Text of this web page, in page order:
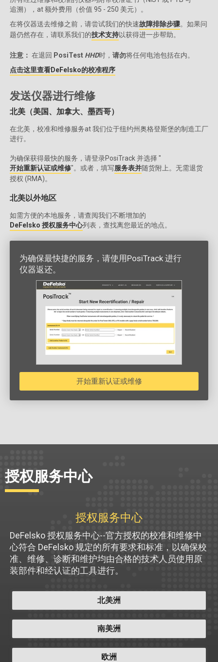
追溯），at 额外费用（价值 95 - 250 美元）。
在将仪器送去维修之前，请尝试我们的快速故障排除步骤。如果问
题仍然存在，请联系我们的技术支持以获得进一步帮助。
注意： 在退回 PosiTest HHD时， 请勿将任何电池包括在内。
点击这里查看DeFelsko的校准程序
发送仪器进行维修
北美（美国、加拿大、墨西哥）
在北美，校准和维修服务at 我们位于纽约州奥格登斯堡的制造工厂
进行。
为确保获得最快的服务，请登录PosiTrack 并选择 "
开始重新认证或维修"。或者，填写服务表并随货附上。无需退货
授权 (RMA)。
北美以外地区
如需方便的本地服务，请查阅我们不断增加的
DeFelsko 授权服务中心列表，查找离您最近的地点。
为确保最快捷的服务，请使用PosiTrack 进行
仪器返还。
开始重新认证或维修
授权服务中心
授权服务中心
DeFelsko 授权服务中心--官方授权的校准和维修中
心符合 DeFelsko 规定的所有要求和标准，以确保校
准、维修、诊断和维护均由合格的技术人员使用原
装部件和经认证的工具进行。
北美洲
南美洲
欧洲